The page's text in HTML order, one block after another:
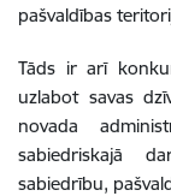
pašvaldības
Tāds ir arī
uzlabot savas
novada
sabiedriskajā
sabiedrību,